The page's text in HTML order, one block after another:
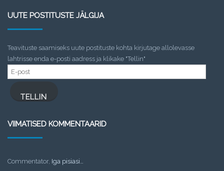
UUTE POSTITUSTE JÄLGIJA
Teavituste saamiseks uute postituste kohta kirjutage allolevasse
lahtrisse enda e-posti aadress ja klikake "Tellin"
E-
post
TELLIN
VIIMATISED KOMMENTAARID
Commentator, Iga pisiasi…